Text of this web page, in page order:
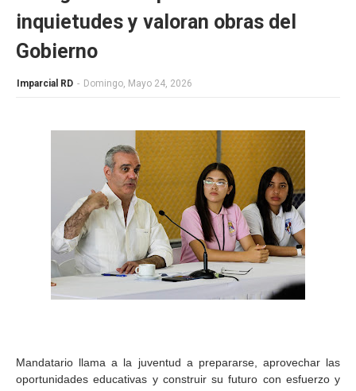
inquietudes y valoran obras del
Gobierno
Imparcial RD - Domingo, Mayo 24, 2026
Mandatario llama a la juventud a prepararse, aprovechar las
oportunidades educativas y construir su futuro con esfuerzo y